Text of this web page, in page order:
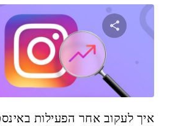
שתף מאמר זה